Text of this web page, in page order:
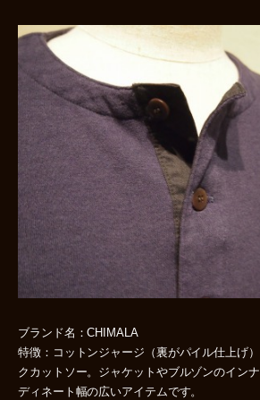
ブランド名：CHIMALA
特徴：コットンジャージ（裏がパイル仕上げ
クカットソー。ジャケットやブルゾンのイン
ディネート幅の広いアイテムです。